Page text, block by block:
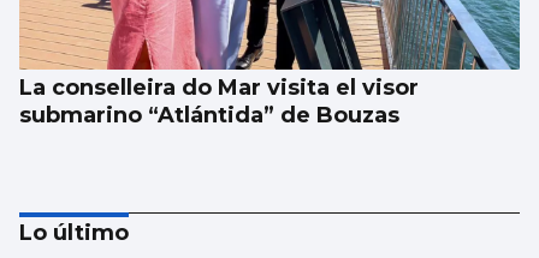
La conselleira do Mar visita el visor
submarino “Atlántida” de Bouzas
Lo último